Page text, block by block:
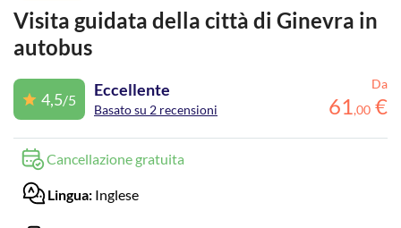
Visita guidata della città di Ginevra in
autobus
4,5/5
Eccellente
Basato su 2 recensioni
Da
61,00 €
Cancellazione gratuita
Lingua: Inglese